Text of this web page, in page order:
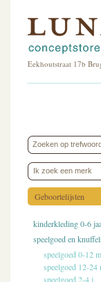
Eekhoutstraat 17b
Ik zoek een merk
Geboortelijsten
kinderkleding 0-6
speelgoed en
speelgoed 0-12 m
speelgoed 12-24
speelgoed 2-4 j